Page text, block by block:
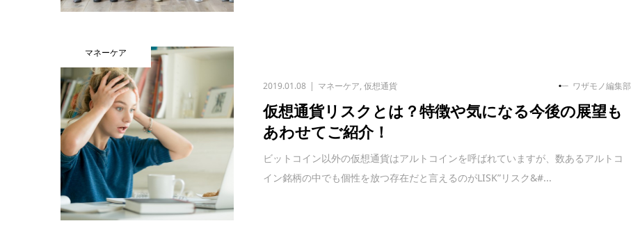
マネーケア
2019.01.08 マネーケア,仮想通貨 ワザモノ編集部
仮想通貨リスクとは？特徴や気になる今後の展望も
あわせてご紹介！
ビットコイン以外の仮想通貨はアルトコインを呼ばれていますが、数あるアルトコ
イン銘柄の中でも個性を放つ存在だと言えるのがLISK”リスク&#...